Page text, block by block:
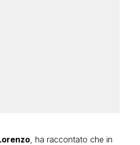
, ha raccontato che in